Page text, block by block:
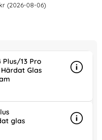
(2026-08-06)
Plus/13 Pro
Glas
Info
mer
glas
Info
mer